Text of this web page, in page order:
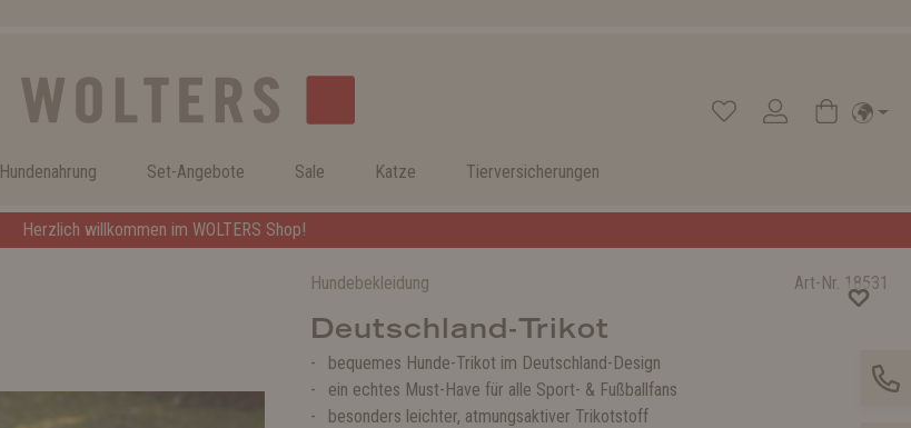
Hundenahrung Set-Angebote Sale Katze Tierversicherungen
Herzlich willkommen im WOLTERS Shop!
Hundebekleidung Art-Nr. 18531
Deutschland-Trikot
bequemes Hunde-Trikot im Deutschland-Design
ein echtes Must-Have für alle Sport- & Fußballfans
besonders leichter, atmungsaktiver Trikotstoff